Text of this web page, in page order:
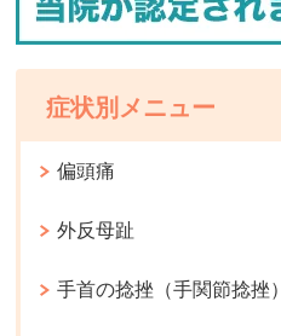
症状別メニュー
偏頭痛
外反母趾
手首の捻挫（手関節捻挫）